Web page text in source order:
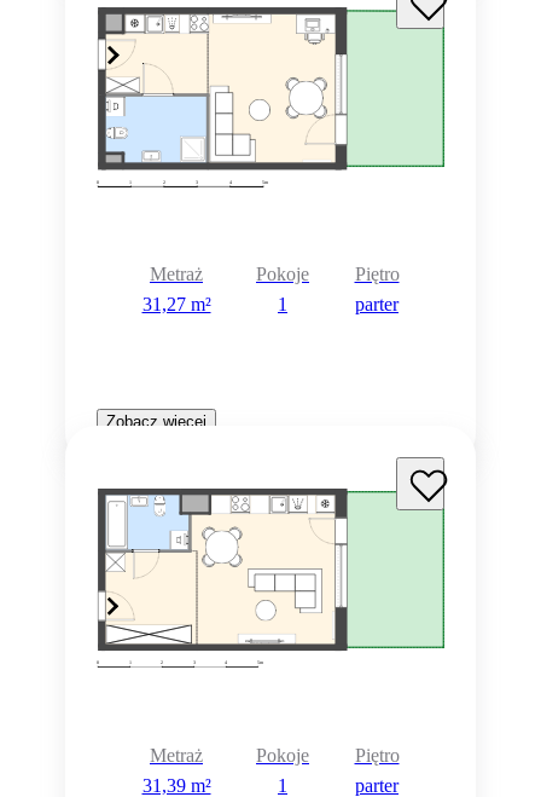
Metraż
31,27 m²
Pokoje
1
Piętro
parter
Zobacz więcej
Metraż
31,39 m²
Pokoje
1
Piętro
parter